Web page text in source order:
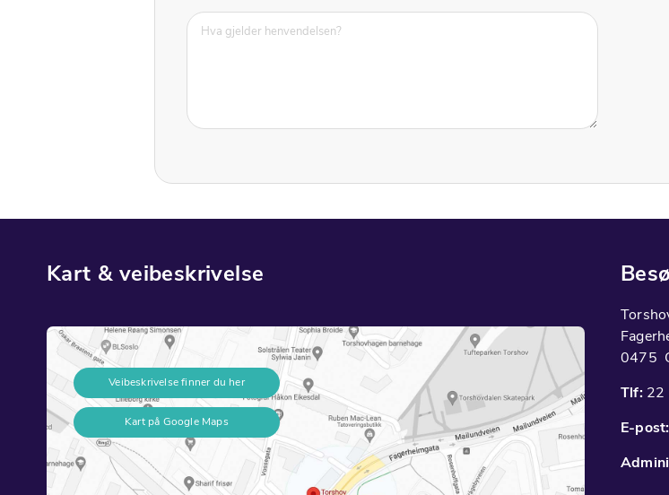
Kart & veibeskrivelse
Veibeskrivelse finner du her
Kart på Google Maps
0475
Tlf: 22
E-post: